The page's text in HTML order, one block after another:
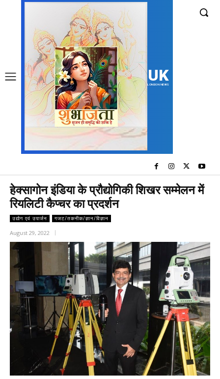
UK
LONDON NEWS
हेक्सागोन इंडिया के प्रौद्योगिकी शिखर सम्मेलन में
रियलिटी कैप्चर का प्रदर्शन
उद्योग एवं उपार्जन गजट/तकनीक/ज्ञान/विज्ञान
August 29, 2022